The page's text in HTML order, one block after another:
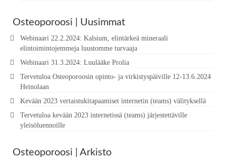
Osteoporoosi | Uusimmat
Webinaari 22.2.2024: Kalsium, elintärkeä mineraali
elintoimintojemmeja luustomme turvaaja
Webinaari 31.3.2024: Luulääke Prolia
Tervetuloa Osteoporoosin opinto- ja virkistyspäiville 12-13.6.2024
Heinolaan
Kevään 2023 vertaistukitapaamiset internetin (teams) välityksellä
Tervetuloa kevään 2023 internetissä (teams) järjestettäville
yleisöluennoille
Osteoporoosi | Arkisto